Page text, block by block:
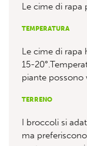
Le cime di rapa
TEMPERATURA
Le cime di rapa
15-
piante possono
TERRENO
I broccoli si
ma